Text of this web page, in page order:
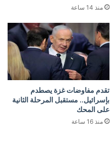
منذ 14 ساعة
تقدم مفاوضات غزة يصطدم
بإسرائيل.. مستقبل المرحلة الثانية
على المحك
منذ 16 ساعة